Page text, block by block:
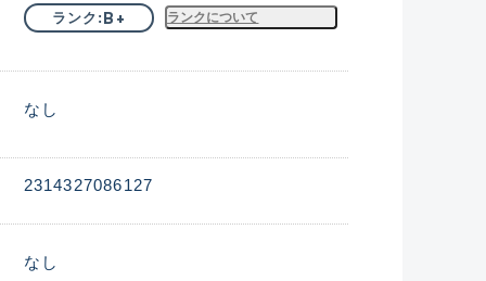
ランク B+ ランクについて
なし
2314327086127
なし